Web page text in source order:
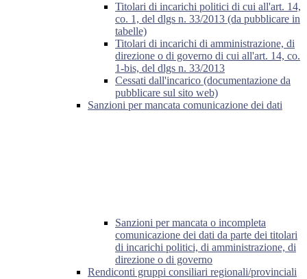
Titolari di incarichi politici di cui all'art. 14,
co. 1, del dlgs n. 33/2013 (da pubblicare in
tabelle)
Titolari di incarichi di amministrazione, di
direzione o di governo di cui all'art. 14, co.
1-bis, del dlgs n. 33/2013
Cessati dall'incarico (documentazione da
pubblicare sul sito web)
Sanzioni per mancata comunicazione dei dati
Sanzioni per mancata o incompleta
comunicazione dei dati da parte dei titolari
di incarichi politici, di amministrazione, di
direzione o di governo
Rendiconti gruppi consiliari regionali/provinciali